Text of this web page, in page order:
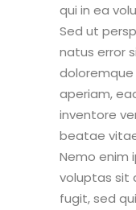
qui in ea
Sed ut
natus error
aperiam,
inventore
beatae
Nemo enim
voluptas sit
fugit, sed